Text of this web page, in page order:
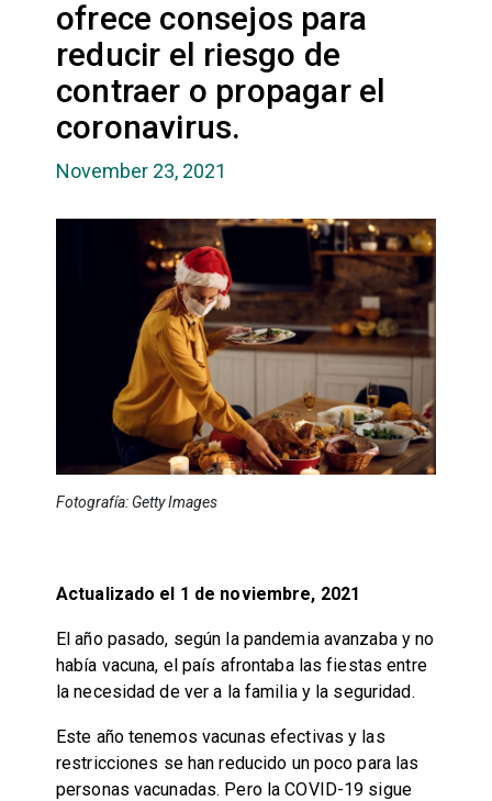
ofrece consejos para
reducir el riesgo de
contraer o propagar el
coronavirus.
November 23, 2021
Fotografía: Getty Images
Actualizado el 1 de noviembre, 2021
El año pasado, según la pandemia avanzaba y no
había vacuna, el país afrontaba las fiestas entre
la necesidad de ver a la familia y la seguridad.
Este año tenemos vacunas efectivas y las
restricciones se han reducido un poco para las
personas vacunadas. Pero la COVID-19 sigue